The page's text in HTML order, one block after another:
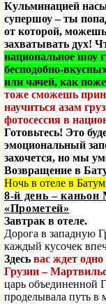
Кульминацией
супершоу – ты
от которой, можешь
захватывать дух!
национальное шоу
бесподобно-
или чачей, как
тоже сможешь
научиться азам
фотосессия в
Готовьтесь! Это
эмоциональный
захочется, но мы
Возвращение в
Ночь в отеле в
8-й день – каньон
«Прометей»
Завтрак в отеле.
Дорога в западную
каждый кусочек
Здесь вас ждет
Грузии –
царь объединенной
проделывала путь в